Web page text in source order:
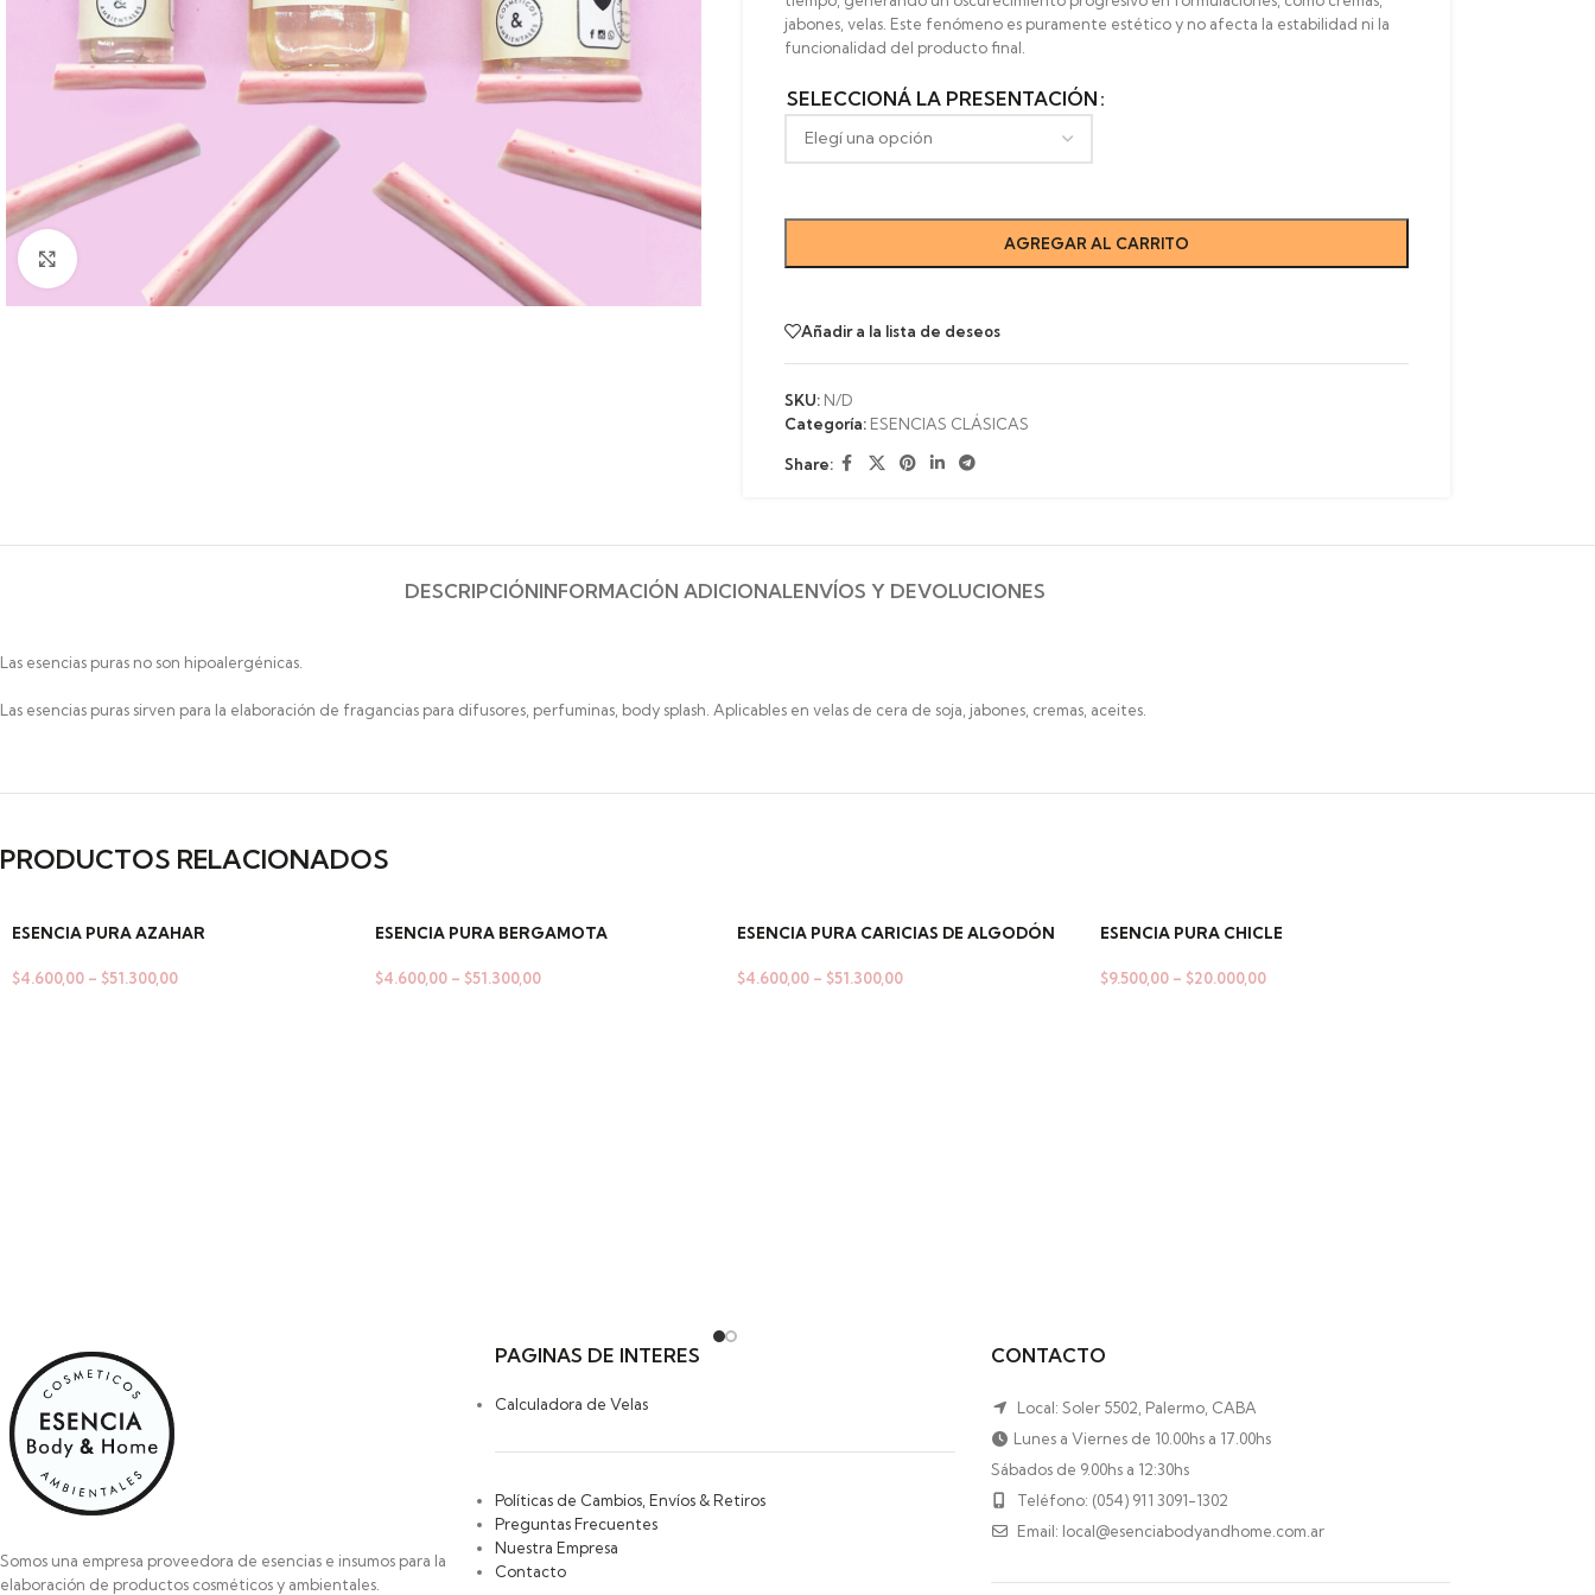
Clic para ampliar
jabones, velas. Este fenómeno es puramente estético y no afecta la estabilidad ni la
funcionalidad del producto final.
SELECCIONÁ LA PRESENTACIÓN
AGREGAR AL CARRITO
Añadir a la lista de deseos
SKU: N/D
Categoría: ESENCIAS CLÁSICAS
Share:
DESCRIPCIÓNINFORMACIÓN ADICIONALENVÍOS Y DEVOLUCIONES
Las esencias puras no son hipoalergénicas.
Las esencias puras sirven para la elaboración de fragancias para difusores, perfuminas, body splash. Aplicables en velas de cera de soja, jabones, cremas, aceites.
PRODUCTOS RELACIONADOS
ESENCIA PURA AZAHAR
$4.600,00 – $51.300,00
ESENCIA PURA BERGAMOTA
$4.600,00 – $51.300,00
ESENCIA PURA CARICIAS DE ALGODÓN
$4.600,00 – $51.300,00
ESENCIA PURA CHICLE
$9.500,00 – $20.000,00
Somos una empresa proveedora de esencias e insumos para la
elaboración de productos cosméticos y ambientales.
PAGINAS DE INTERES
Calculadora de Velas
Políticas de Cambios, Envíos & Retiros
Preguntas Frecuentes
Nuestra Empresa
Contacto
CONTACTO
Local: Soler 5502, Palermo, CABA
Lunes a Viernes de 10.00hs a 17.00hs
Sábados de 9.00hs a 12:30hs
Teléfono: (054) 911 3091-1302
Email: local@esenciabodyandhome.com.ar